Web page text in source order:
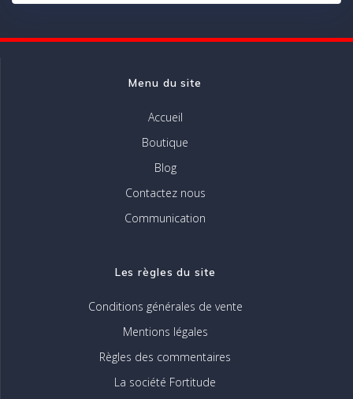
Menu du site
Accueil
Boutique
Blog
Contactez nous
Communication
Les règles du site
Conditions générales de vente
Mentions légales
Règles des commentaires
La société Fortitude